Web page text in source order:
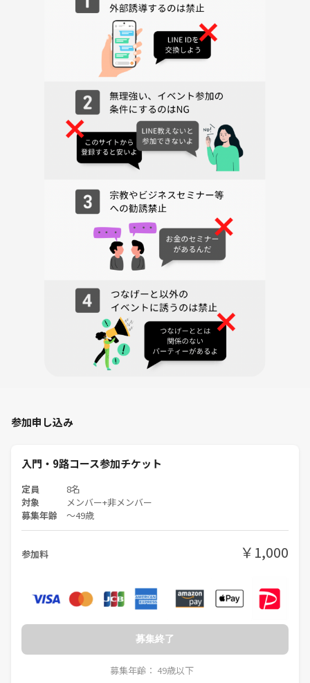
参加申し込み
入門・9路コース参加チケット
定員 8名
対象 メンバー+非メンバー
募集年齢 〜49歳
参加料 ￥1,000
募集終了
募集年齢： 49歳以下